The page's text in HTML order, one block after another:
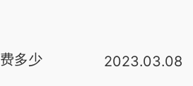
多少 2023.03.08